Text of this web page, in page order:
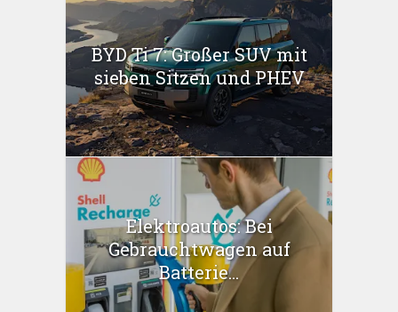
BYD Ti 7: Großer SUV mit
sieben Sitzen und PHEV
Elektroautos: Bei
Gebrauchtwagen auf
Batterie...